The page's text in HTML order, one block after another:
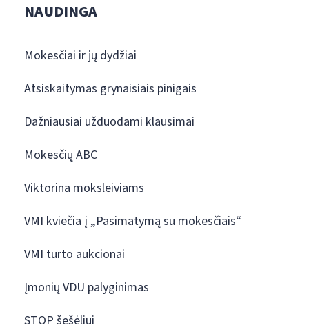
NAUDINGA
Mokesčiai ir jų dydžiai
Atsiskaitymas grynaisiais pinigais
Dažniausiai užduodami klausimai
Mokesčių ABC
Viktorina moksleiviams
VMI kviečia į „Pasimatymą su mokesčiais“
VMI turto aukcionai
Įmonių VDU palyginimas
STOP šešėliui